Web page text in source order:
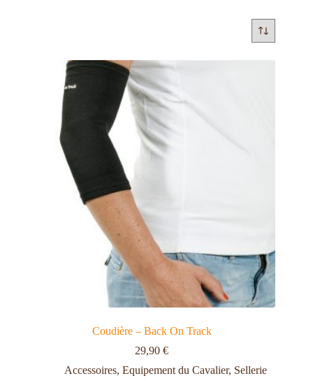
Coudière – Back On Track
29,90€
Accessoires,Equipement du Cavalier, Sellerie